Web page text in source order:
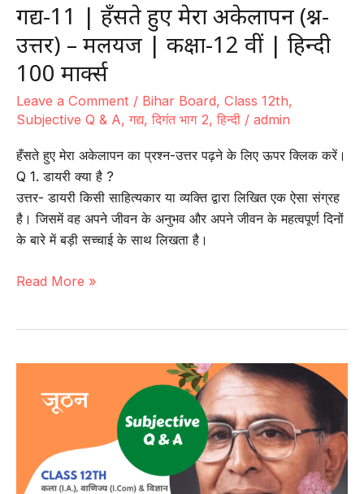
गद्य-11 | हँसते हुए मेरा अकेलापन (प्रश्न-
उत्तर) – मलयज | कक्षा-12 वीं | हिन्दी
100 मार्क्स
Leave a Comment / Bihar Board, Class 12th,
Subjective Q & A, गद्य, दिगंत भाग 2, हिन्दी / admin
हँसते हुए मेरा अकेलापन का प्रश्न-उत्तर पढ़ने के लिए ऊपर क्लिक करें।
Q 1. डायरी क्या है ?
उत्तर- डायरी किसी साहित्यकार या व्यक्ति द्वारा लिखित एक ऐसा संग्रह
है। जिसमें वह अपने जीवन के अनुभव और अपने जीवन के महत्वपूर्ण दिनों
के बारे में बड़ी सच्चाई के साथ लिखता है।
गद्य-11
मेरा
(प्रश्न-
मलयज
Read More »